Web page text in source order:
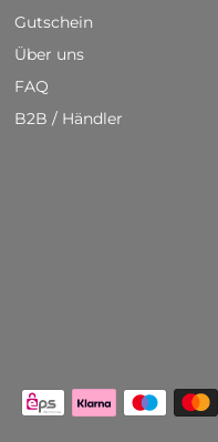
Gutschein
Über uns
FAQ
B2B / Händler